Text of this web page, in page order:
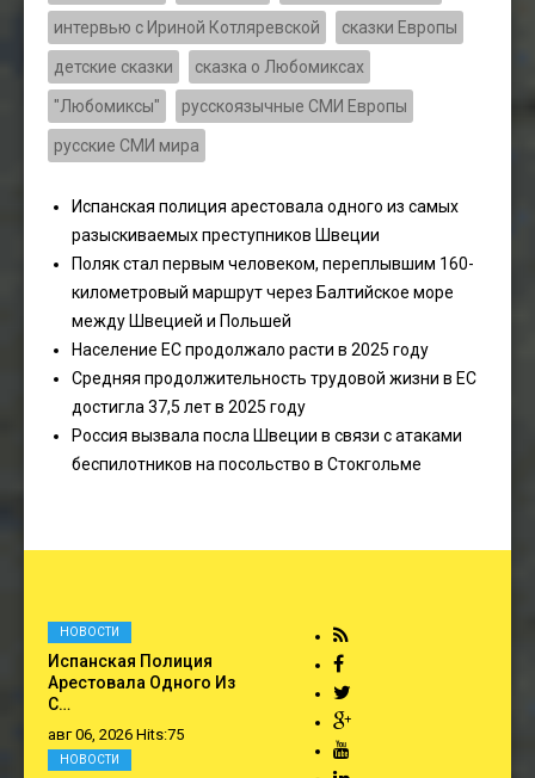
интервью с Ириной Котляревской сказки Европы
детские сказки сказка о Любомиксах
"Любомиксы" русскоязычные СМИ Европы
русские СМИ мира
Испанская полиция арестовала одного из самых
разыскиваемых преступников Швеции
Поляк стал первым человеком, переплывшим 160-
километровый маршрут через Балтийское море
между Швецией и Польшей
Население ЕС продолжало расти в 2025 году
Средняя продолжительность трудовой жизни в ЕС
достигла 37,5 лет в 2025 году
Россия вызвала посла Швеции в связи с атаками
беспилотников на посольство в Стокгольме
Испанская Полиция
Арестовала Одного Из
С…
авг 06, 2026 Hits:75
НОВОСТИ
НОВОСТИ